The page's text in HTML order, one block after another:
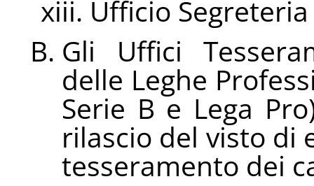
Ufficio
Gli Uffici
delle Leghe
Serie B e Lega
rilascio del visto di
tesseramento dei